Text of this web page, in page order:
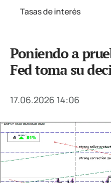
Tasas de interés
Poniendo a
Fed toma su
17.06.2026 14:06